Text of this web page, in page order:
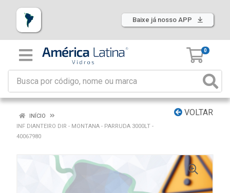
Baixe já nosso APP
0
VOLTAR
INÍCIO
INF DIANTEIRO DIR - MONTANA - PARRUDA 3000LT -
40067980